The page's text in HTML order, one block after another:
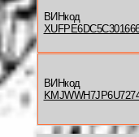
ВИНкод
ВИНкод